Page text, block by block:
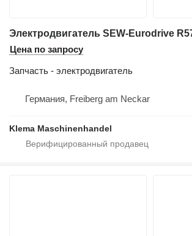
Цена по запросу
Запчасть - электродвигатель
Германия, Freiberg am Neckar
Klema Maschinenhandel